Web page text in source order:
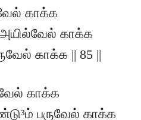
காக்க
காக்க
காக்க || 85 ||
காக்க
பருவேல் காக்க